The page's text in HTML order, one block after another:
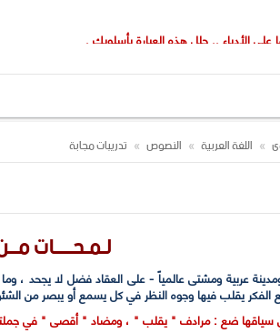
على الأدباء .. حلل هذه العبارة بأسلوبك .
والسياسي والمادي) ؟
هذا النص ؟
اللغة العربية النصوص
تدريبات مجابة
لـمـحــــات
عربية ومشتى عالمياً - على العقاد فضل لا يجحد
يقلب فيها وجوه النظر في كل يسمع أو يبصر من
ضع : مرادف " يقلب " ، ومضاد " أقصى " في